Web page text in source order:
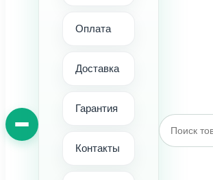
Оплата
Доставка
Гарантия
Контакты